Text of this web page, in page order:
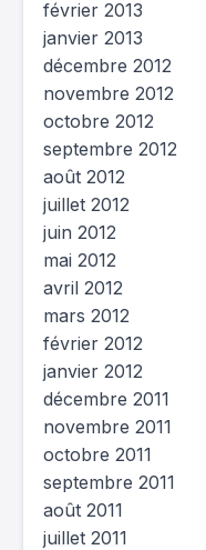
février 2013
janvier 2013
décembre 2012
novembre 2012
octobre 2012
septembre 2012
août 2012
juillet 2012
juin 2012
mai 2012
avril 2012
mars 2012
février 2012
janvier 2012
décembre 2011
novembre 2011
octobre 2011
septembre 2011
août 2011
juillet 2011